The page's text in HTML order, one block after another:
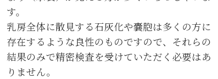
す。
乳房全体に散見する石灰化や嚢胞は多くの方に
存在するような良性のものですので、それらの
結果のみで精密検査を受けていただく必要はあ
りません。